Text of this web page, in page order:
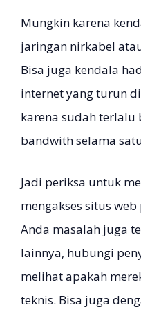
Mungkin karena
jaringan nirkabel
Bisa juga kendala
internet yang turun
karena sudah terlalu
bandwith selama
Jadi periksa untuk
mengakses situs
Anda masalah juga
lainnya, hubungi
melihat apakah
teknis. Bisa juga